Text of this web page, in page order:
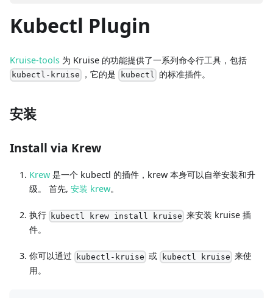
Kubectl Plugin
Kruise-tools 为 Kruise 的功能提供了一系列命令行工具，包括
kubectl-kruise ，它的是 kubectl 的标准插件。
安装
Install via Krew
Krew 是一个 kubectl 的插件，krew 本身可以自举安装和升
级。 首先, 安装 krew。
执行 kubectl krew install kruise 来安装 kruise 插
件。
你可以通过 kubectl-kruise 或 kubectl kruise 来使
用。